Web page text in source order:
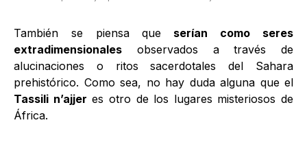
También se piensa que serían como seres
extradimensionales observados a través de
alucinaciones o ritos sacerdotales del Sahara
prehistórico. Como sea, no hay duda alguna que el
Tassili n’ajjer es otro de los lugares misteriosos de
África.